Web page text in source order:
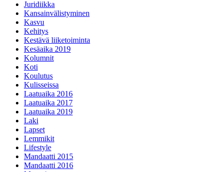
Juridiikka
Kansainvälistyminen
Kasvu
Kehitys
Kestävä liiketoiminta
Kesäaika 2019
Kolumnit
Koti
Koulutus
Kulisseissa
Laatuaika 2016
Laatuaika 2017
Laatuaika 2019
Laki
Lapset
Lemmikit
Lifestyle
Mandaatti 2015
Mandaatti 2016